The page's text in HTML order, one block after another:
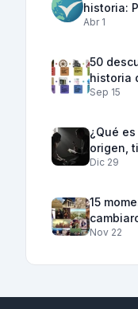
historia:
Abr 1
50
historia
Sep 15
¿Qué
origen,
Dic 29
15
Nov 22